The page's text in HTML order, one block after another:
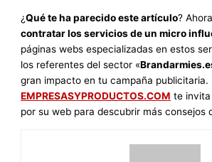
¿Qué te ha parecido este artículo?
contratar los servicios de un micro
páginas webs especializadas en estos
los referentes del sector «
gran impacto en tu campaña publicitaria.
EMPRESASYPRODUCTOS.COM te invita
por su web para descubrir más consejos